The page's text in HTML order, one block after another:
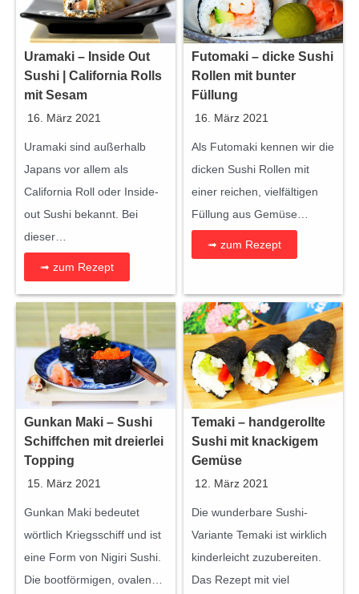
Uramaki – Inside Out
Sushi | California Rolls
mit Sesam
16. März 2021
Uramaki sind außerhalb
Japans vor allem als
California Roll oder Inside-
out Sushi bekannt. Bei
dieser…
➟ zum Rezept
Futomaki – dicke Sushi
Rollen mit bunter
Füllung
16. März 2021
Als Futomaki kennen wir die
dicken Sushi Rollen mit
einer reichen, vielfältigen
Füllung aus Gemüse…
➟ zum Rezept
Gunkan Maki – Sushi
Schiffchen mit dreierlei
Topping
15. März 2021
Gunkan Maki bedeutet
wörtlich Kriegsschiff und ist
eine Form von Nigiri Sushi.
Die bootförmigen, ovalen…
Temaki – handgerollte
Sushi mit knackigem
Gemüse
12. März 2021
Die wunderbare Sushi-
Variante Temaki ist wirklich
kinderleicht zuzubereiten.
Das Rezept mit viel